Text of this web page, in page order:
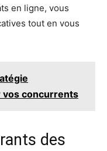
en ligne, vous
tout en vous
vos concurrents
des